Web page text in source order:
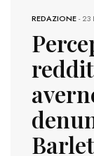
REDAZIONE-23